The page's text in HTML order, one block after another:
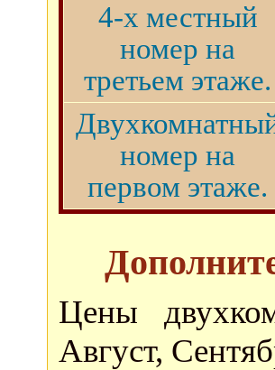
4-х местный
номер на
третьем этаже.
номер на
первом этаже.
Цены
Август,